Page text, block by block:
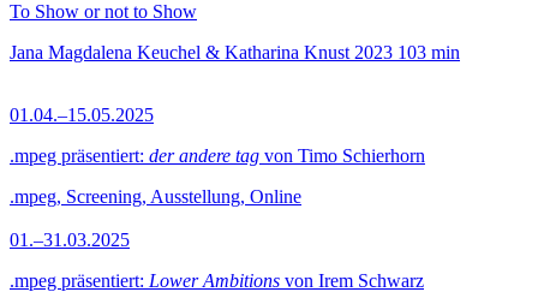
To Show or not to Show
Jana Magdalena Keuchel & Katharina Knust 2023 103 min
01.04.–15.05.2025
.mpeg präsentiert: der andere tag von Timo Schierhorn
.mpeg, Screening, Ausstellung, Online
01.–31.03.2025
.mpeg präsentiert: Lower Ambitions von Irem Schwarz